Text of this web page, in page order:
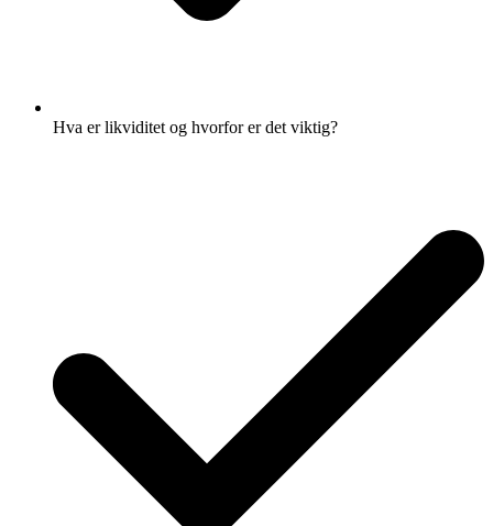
Hva er likviditet og hvorfor er det viktig?